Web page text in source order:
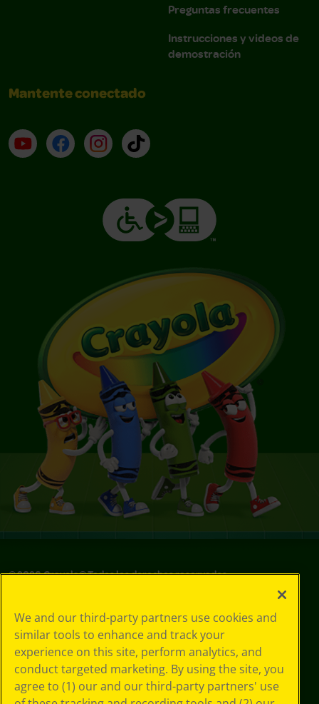
Preguntas frecuentes
Instrucciones y videos de
demostración
Mantente conectado
YouTube (en inglés)
Facebook (en inglés)
Instagram (en inglés)
TikTok
©2026Crayola® Todos los derechos reservados.
de privacidad
Política de
privacidad
Términos de SMS
GDPR
Aviso de
We and our third-party partners use cookies and
similar tools to enhance and track your
experience on this site, perform analytics, and
conduct targeted marketing. By using the site, you
agree to (1) our and our third-party partners' use